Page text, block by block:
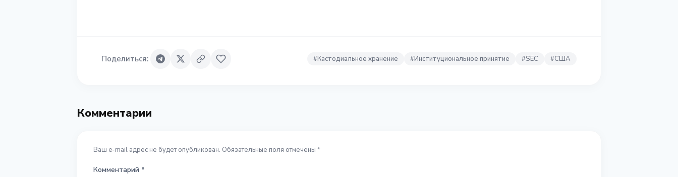
Поделиться: #Кастодиальное хранение #Институциональное принятие #SEC #США
Комментарии
Ваш e-mail адрес не будет опубликован. Обязательные поля отмечены *
Комментарий *